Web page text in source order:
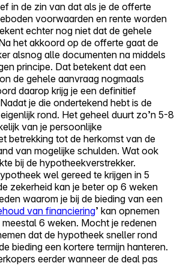
in de zin van dat als je de offerte
voorwaarden en rente worden
echter nog niet dat de gehele
het akkoord op de offerte gaat de
alsnog alle documenten na middels
principe. Dat betekent dat een
de gehele aanvraag nogmaals
daarop krijg je een definitief
je die ondertekend hebt is de
rond. Het geheel duurt zo’n 5-8
van je persoonlijke
betrekking tot de herkomst van de
van mogelijke schulden. Wat ook
bij de hypotheekverstrekker.
wel gereed te krijgen in 5
zekerheid kan je beter op 6 weken
waarom je bij de bieding van een
van financiering’ kan opnemen
6 weken. Mocht je redenen
dat de hypotheek sneller rond
bieding een kortere termijn hanteren.
eerder wanneer de deal pas